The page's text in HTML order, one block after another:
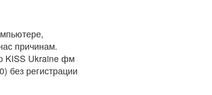
причинам.
KISS Ukraine фм
без регистрации